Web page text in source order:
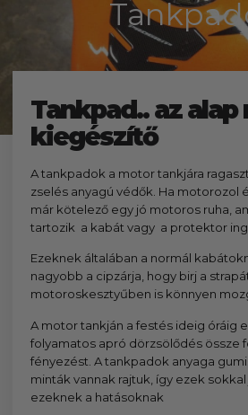
Tankpad.. az
kiegészítő
A tankpadok a motor tankjára
zselés anyagú védők. Ha motorozol
már kötelező egy jó motoros ruha,
tartozik a kabát vagy a protektor ing
Ezeknek általában a normál
nagyobb a cipzárja, hogy birj a
motoroskesztyűben is könnyen
A motor tankján a festés ideig óráig
folyamatos apró dörzsölődés össze
fényezést. A tankpadok anyaga
minták vannak rajtuk, így ezek
ezeknek a hatásoknak